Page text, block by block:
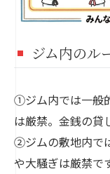
ジム内のル
①ジム内では一般
は厳禁。金銭の貸
②ジムの敷地内で
や大騒ぎは厳禁で